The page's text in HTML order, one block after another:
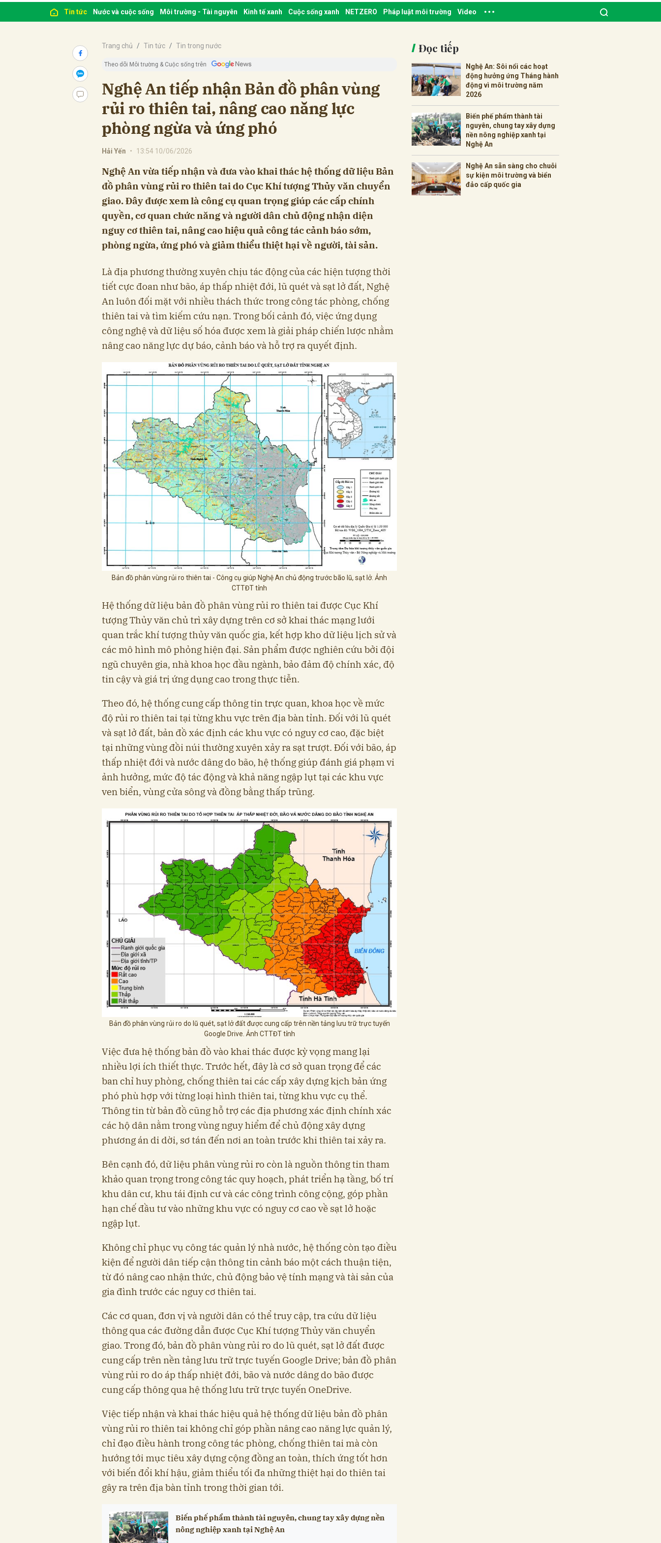
Tin tức Nước và cuộc sống Môi trường - Tài nguyên Kinh tế xanh Cuộc sống xanh NETZERO Pháp luật môi trường Video
Trang chủ Tin tức Tin trong nước
Theo dõi Môi trường & Cuộc sống trên
Nghệ An tiếp nhận Bản đồ phân vùng
rủi ro thiên tai, nâng cao năng lực
phòng ngừa và ứng phó
Hải Yến • 13:54 10/06/2026
Nghệ An vừa tiếp nhận và đưa vào khai thác hệ thống dữ liệu Bản
đồ phân vùng rủi ro thiên tai do Cục Khí tượng Thủy văn chuyển
giao. Đây được xem là công cụ quan trọng giúp các cấp chính
quyền, cơ quan chức năng và người dân chủ động nhận diện
nguy cơ thiên tai, nâng cao hiệu quả công tác cảnh báo sớm,
phòng ngừa, ứng phó và giảm thiểu thiệt hại về người, tài sản.
Là địa phương thường xuyên chịu tác động của các hiện tượng thời
tiết cực đoan như bão, áp thấp nhiệt đới, lũ quét và sạt lở đất, Nghệ
An luôn đối mặt với nhiều thách thức trong công tác phòng, chống
thiên tai và tìm kiếm cứu nạn. Trong bối cảnh đó, việc ứng dụng
công nghệ và dữ liệu số hóa được xem là giải pháp chiến lược nhằm
nâng cao năng lực dự báo, cảnh báo và hỗ trợ ra quyết định.
Bản đồ phân vùng rủi ro thiên tai - Công cụ giúp Nghệ An chủ động trước bão lũ, sạt lở. Ảnh
CTTĐT tỉnh
Hệ thống dữ liệu bản đồ phân vùng rủi ro thiên tai được Cục Khí
tượng Thủy văn chủ trì xây dựng trên cơ sở khai thác mạng lưới
quan trắc khí tượng thủy văn quốc gia, kết hợp kho dữ liệu lịch sử và
các mô hình mô phỏng hiện đại. Sản phẩm được nghiên cứu bởi đội
ngũ chuyên gia, nhà khoa học đầu ngành, bảo đảm độ chính xác, độ
tin cậy và giá trị ứng dụng cao trong thực tiễn.
Theo đó, hệ thống cung cấp thông tin trực quan, khoa học về mức
độ rủi ro thiên tai tại từng khu vực trên địa bàn tỉnh. Đối với lũ quét
và sạt lở đất, bản đồ xác định các khu vực có nguy cơ cao, đặc biệt
tại những vùng đồi núi thường xuyên xảy ra sạt trượt. Đối với bão, áp
thấp nhiệt đới và nước dâng do bão, hệ thống giúp đánh giá phạm vi
ảnh hưởng, mức độ tác động và khả năng ngập lụt tại các khu vực
ven biển, vùng cửa sông và đồng bằng thấp trũng.
Bản đồ phân vùng rủi ro do lũ quét, sạt lở đất được cung cấp trên nền tảng lưu trữ trực tuyến
Google Drive. Ảnh CTTĐT tỉnh
Việc đưa hệ thống bản đồ vào khai thác được kỳ vọng mang lại
nhiều lợi ích thiết thực. Trước hết, đây là cơ sở quan trọng để các
ban chỉ huy phòng, chống thiên tai các cấp xây dựng kịch bản ứng
phó phù hợp với từng loại hình thiên tai, từng khu vực cụ thể.
Thông tin từ bản đồ cũng hỗ trợ các địa phương xác định chính xác
các hộ dân nằm trong vùng nguy hiểm để chủ động xây dựng
phương án di dời, sơ tán đến nơi an toàn trước khi thiên tai xảy ra.
Bên cạnh đó, dữ liệu phân vùng rủi ro còn là nguồn thông tin tham
khảo quan trọng trong công tác quy hoạch, phát triển hạ tầng, bố trí
khu dân cư, khu tái định cư và các công trình công cộng, góp phần
hạn chế đầu tư vào những khu vực có nguy cơ cao về sạt lở hoặc
ngập lụt.
Không chỉ phục vụ công tác quản lý nhà nước, hệ thống còn tạo điều
kiện để người dân tiếp cận thông tin cảnh báo một cách thuận tiện,
từ đó nâng cao nhận thức, chủ động bảo vệ tính mạng và tài sản của
gia đình trước các nguy cơ thiên tai.
Các cơ quan, đơn vị và người dân có thể truy cập, tra cứu dữ liệu
thông qua các đường dẫn được Cục Khí tượng Thủy văn chuyển
giao. Trong đó, bản đồ phân vùng rủi ro do lũ quét, sạt lở đất được
cung cấp trên nền tảng lưu trữ trực tuyến Google Drive; bản đồ phân
vùng rủi ro do áp thấp nhiệt đới, bão và nước dâng do bão được
cung cấp thông qua hệ thống lưu trữ trực tuyến OneDrive.
Việc tiếp nhận và khai thác hiệu quả hệ thống dữ liệu bản đồ phân
vùng rủi ro thiên tai không chỉ góp phần nâng cao năng lực quản lý,
chỉ đạo điều hành trong công tác phòng, chống thiên tai mà còn
hướng tới mục tiêu xây dựng cộng đồng an toàn, thích ứng tốt hơn
với biến đổi khí hậu, giảm thiểu tối đa những thiệt hại do thiên tai
gây ra trên địa bàn tỉnh trong thời gian tới.
Biến phế phẩm thành tài nguyên, chung tay xây dựng nền
nông nghiệp xanh tại Nghệ An
Đọc tiếp
Nghệ An: Sôi nổi các hoạt
động hưởng ứng Tháng hành
động vì môi trường năm
2026
Biến phế phẩm thành tài
nguyên, chung tay xây dựng
nền nông nghiệp xanh tại
Nghệ An
Nghệ An sẵn sàng cho chuỗi
sự kiện môi trường và biển
đảo cấp quốc gia